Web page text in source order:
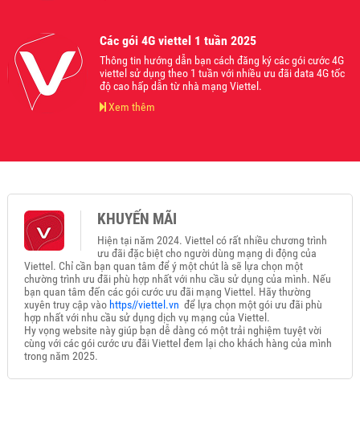
Các gói 4G viettel 1 tuần 2025
Thông tin hướng dẫn bạn cách đăng ký các gói cước 4G
viettel sử dụng theo 1 tuần với nhiều ưu đãi data 4G tốc
độ cao hấp dẫn từ nhà mạng Viettel.
Xem thêm
KHUYẾN MÃI
Hiện tại năm 2024. Viettel có rất nhiều chương trình
ưu đãi đặc biệt cho người dùng mạng di động của
Viettel. Chỉ cần bạn quan tâm để ý một chút là sẽ lựa chọn một
chường trình ưu đãi phù hợp nhất với nhu cầu sử dụng của mình. Nếu
bạn quan tâm đến các gói cước ưu đãi mạng Viettel. Hãy thường
xuyên truy cập vào https//viettel.vn để lựa chọn một gói ưu đãi phù
hợp nhất với nhu cầu sử dụng dịch vụ mạng của Viettel.
Hy vọng website này giúp bạn dễ dàng có một trải nghiệm tuyệt vời
cùng với các gói cước ưu đãi Viettel đem lại cho khách hàng của mình
trong năm 2025.